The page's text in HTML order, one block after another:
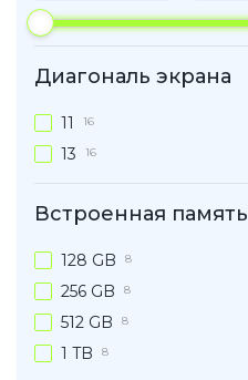
Диагональ экрана
11 16
13 16
Встроенная память
128 GB 8
256 GB 8
512 GB 8
1 TB 8